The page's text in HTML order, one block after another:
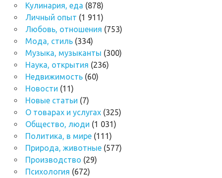
Кулинария, еда (878)
Личный опыт (1 911)
Любовь, отношения (753)
Мода, стиль(334)
Музыка, музыканты (300)
Наука, открытия (236)
Недвижимость(60)
Новости (11)
Новые статьи (7)
О товарах и услугах(325)
Общество, люди (1 031)
Политика, в мире(111)
Природа, животные(577)
Производство (29)
Психология (672)